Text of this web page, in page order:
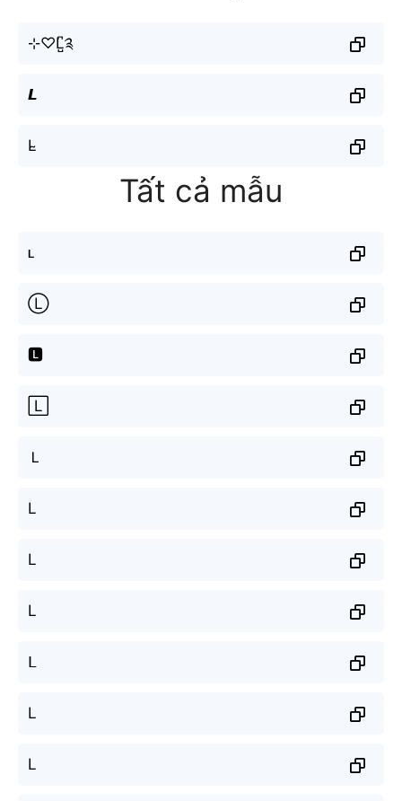
⊹♡L̺͆༉
𝙇
L̴
Tất cả mẫu
ʟ
Ⓛ
🅻
🄻
Ｌ
L
L
L
ᒪ
L
L